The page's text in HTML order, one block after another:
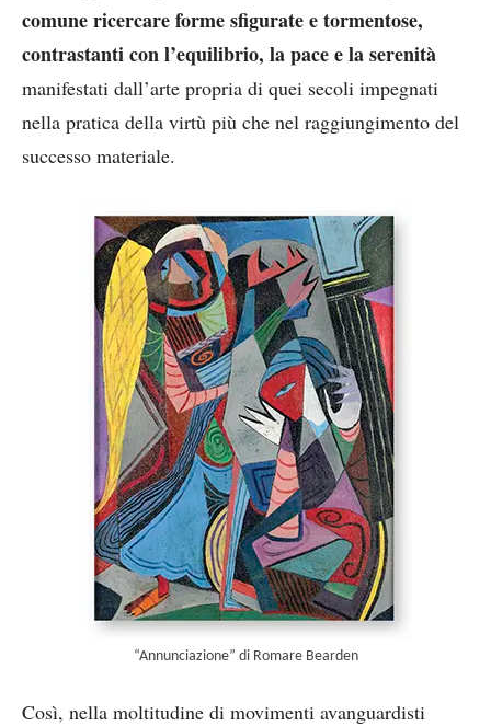
comune ricercare forme sfigurate e tormentose,
contrastanti con l’equilibrio, la pace e la serenità
manifestati dall’arte propria di quei secoli impegnati
nella pratica della virtù più che nel raggiungimento del
successo materiale.
“Annunciazione” di Romare Bearden
Così, nella moltitudine di movimenti avanguardisti